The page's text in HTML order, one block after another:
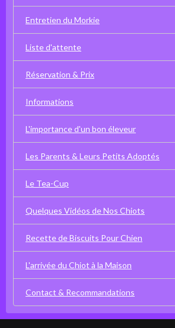
Entretien du Morkie
Liste d'attente
Réservation & Prix
Informations
L'importance d'un bon éleveur
Les Parents & Leurs Petits Adoptés
Le Tea-Cup
Quelques Vidéos de Nos Chiots
Recette de Biscuits Pour Chien
L'arrivée du Chiot à la Maison
Contact & Recommandations